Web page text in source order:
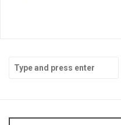
for: